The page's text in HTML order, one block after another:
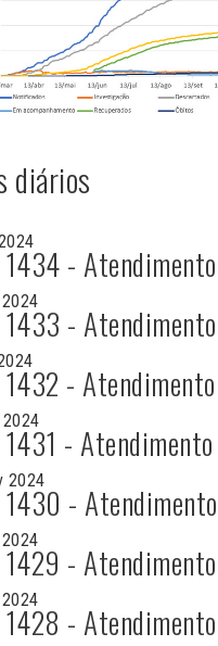
diários
-
-
-
-
2024
-
-
-